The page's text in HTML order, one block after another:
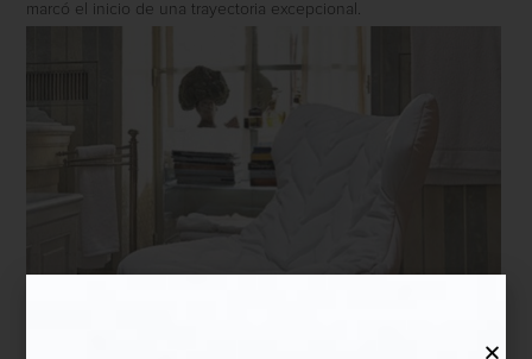
marcó el inicio de una trayectoria excepcional.